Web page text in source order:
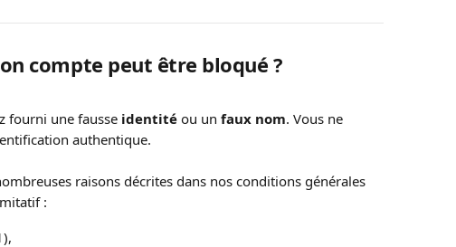
compte peut être bloqué ?
fourni une fausse identité ou un faux nom. Vous ne
authentique.
raisons décrites dans nos conditions générales
: